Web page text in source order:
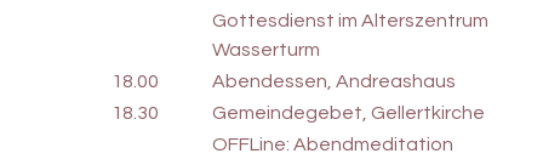
Gottesdienst im Alterszentrum
Wasserturm
18.00
Abendessen, Andreashaus
18.30
Gemeindegebet, Gellertkirche
OFFLine: Abendmeditation